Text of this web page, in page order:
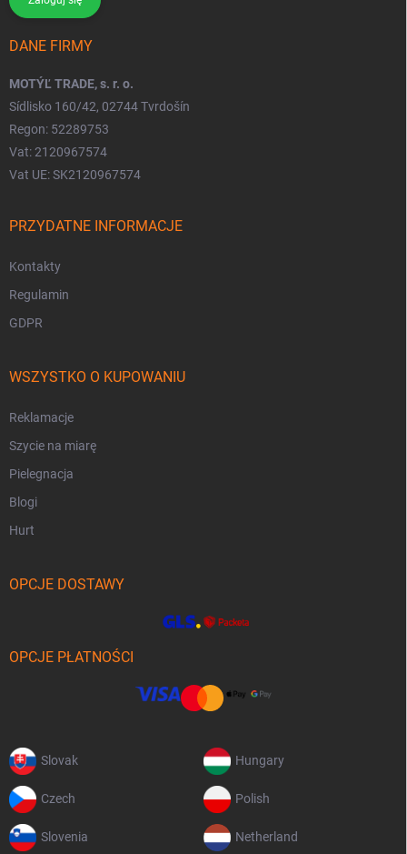
DANE FIRMY
MOTÝĽ TRADE, s. r. o.
Sídlisko 160/42, 02744 Tvrdošín
Regon: 52289753
Vat: 2120967574
Vat UE: SK2120967574
PRZYDATNE INFORMACJE
Kontakty
Regulamin
GDPR
WSZYSTKO O KUPOWANIU
Reklamacje
Szycie na miarę
Pielegnacja
Blogi
Hurt
OPCJE DOSTAWY
OPCJE PŁATNOŚCI
Slovak Hungary
Czech Polish
Slovenia Netherland